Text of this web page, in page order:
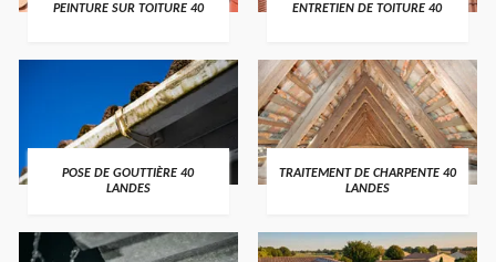
PEINTURE SUR TOITURE 40 ENTRETIEN DE TOITURE 40
POSE DE GOUTTIÈRE 40
LANDES
TRAITEMENT DE CHARPENTE 40
LANDES